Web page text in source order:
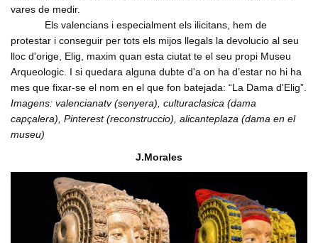
vares de medir.
Els valencians i especialment els ilicitans, hem de
protestar i conseguir per tots els mijos llegals la devolucio al seu
lloc d'orige, Elig, maxim quan esta ciutat te el seu propi Museu
Arqueologic. I si quedara alguna dubte d'a on ha d’estar no hi ha
mes que fixar-se el nom en el que fon batejada: “La Dama d'Elig”.
Imagens: valencianatv (senyera), culturaclasica (dama
capçalera), Pinterest (reconstruccio), alicanteplaza (dama en el
museu)
J.Morales